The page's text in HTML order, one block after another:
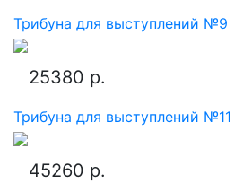
Трибуна для выступлений №9
25380 р.
Трибуна для выступлений №11
45260 р.